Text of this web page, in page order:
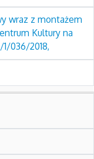
wraz z montażem
Kultury na
036/2018,